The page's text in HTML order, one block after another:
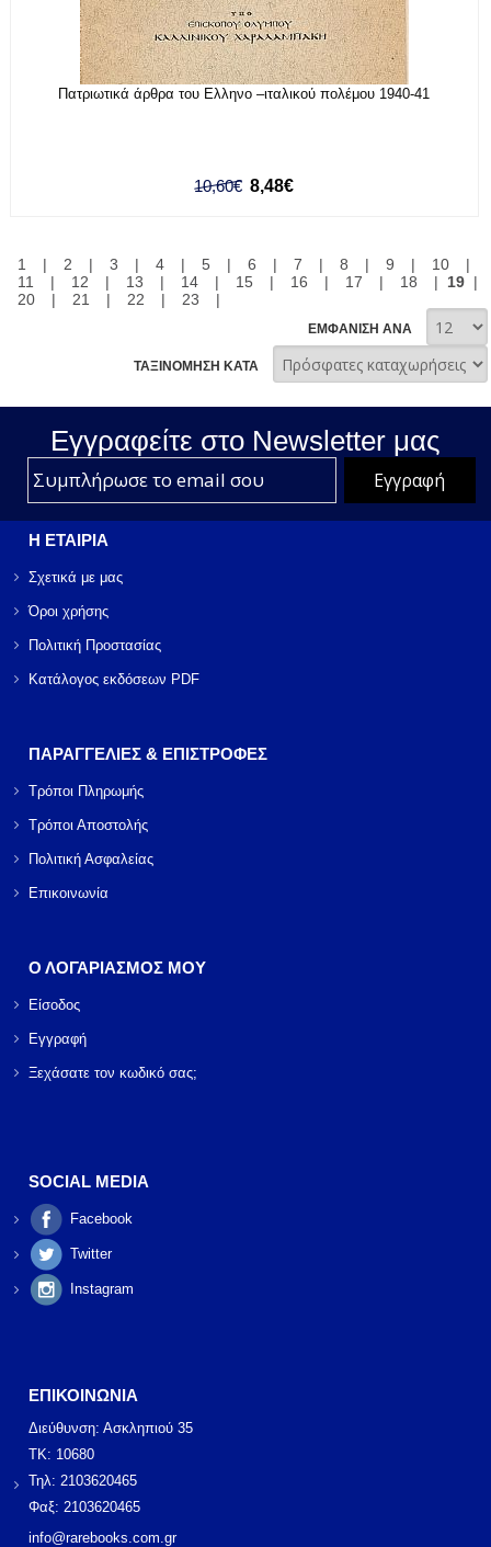
Πατριωτικά άρθρα του Ελληνο –ιταλικού πολέμου 1940-41
10,60€ 8,48€
1 | 2 | 3 | 4 | 5 | 6 | 7 | 8 | 9 | 10
|
11
| 12 | 13 | 14 | 15 | 16 | 17 | 18 | 19|
20
| 21 | 22 | 23 |
ΕΜΦΑΝΙΣΗ ΑΝΑ
ΤΑΞΙΝΟΜΗΣΗ ΚΑΤΑ
Εγγραφείτε στο Νewsletter μας
Η ΕΤΑΙΡΙΑ
Σχετικά με μας
Όροι χρήσης
Πολιτική Προστασίας
Κατάλογος εκδόσεων PDF
ΠΑΡΑΓΓΕΛΙΕΣ & ΕΠΙΣΤΡΟΦΕΣ
Τρόποι Πληρωμής
Τρόποι Αποστολής
Πολιτική Ασφαλείας
Επικοινωνία
Ο ΛΟΓΑΡΙΑΣΜΟΣ ΜΟΥ
Είσοδος
Εγγραφή
Ξεχάσατε τον κωδικό σας;
SOCIAL MEDIA
Facebook
Twitter
Instagram
ΕΠΙΚΟΙΝΩΝΙΑ
Διεύθυνση: Ασκληπιού 35
ΤΚ: 10680
Τηλ: 2103620465
Φαξ: 2103620465
info@rarebooks.com.gr